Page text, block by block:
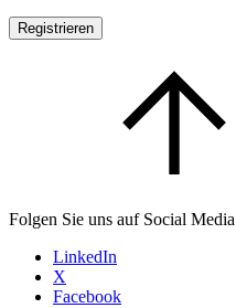
Registrieren
Folgen Sie uns auf Social Media
LinkedIn
X
Facebook